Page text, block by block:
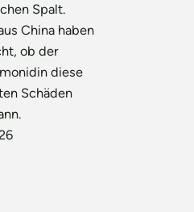
Spalt.
China haben
ob der
diese
Schäden